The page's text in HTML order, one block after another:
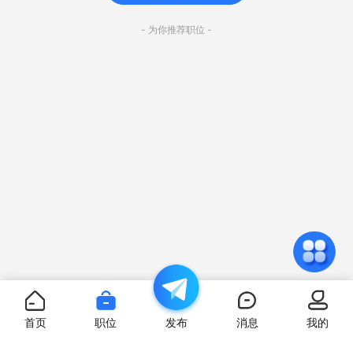
- 为你推荐职位 -
首页 职位 发布 消息 我的